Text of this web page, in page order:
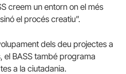
creem un entorn on el més
el procés creatiu”.
dels deu projectes a
BASS també programa
a la ciutadania.